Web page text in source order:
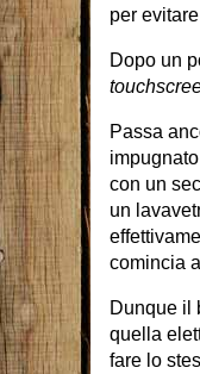
per
Dopo un
Passa
con un
un
comincia
Dunque il
quella
fare lo